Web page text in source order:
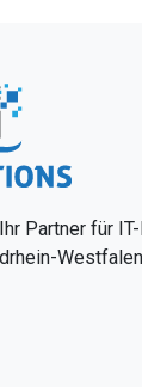
Partner für
Westfalen